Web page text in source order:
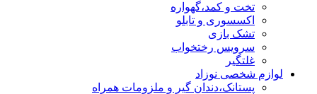
تخت و کمد،گهواره
اکسسوری و تابلو
تشک بازی
سرویس رختخواب
غلتگیر
لوازم شخصی نوزاد
پستانک،دندان گیر و ملزومات همراه